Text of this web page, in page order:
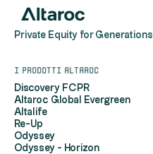
Private Equity for Generations
I prodotti Altaroc
Discovery FCPR
Altaroc Global Evergreen
Altalife
Re-Up
Odyssey
Odyssey - Horizon